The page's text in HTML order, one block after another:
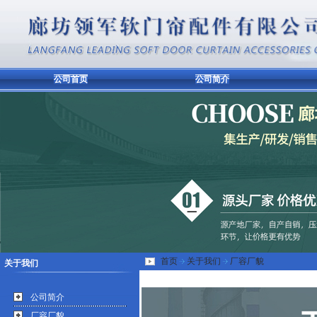
公司首页 公司简介
关于我们
公司简介
首页 关于我们 厂容厂貌